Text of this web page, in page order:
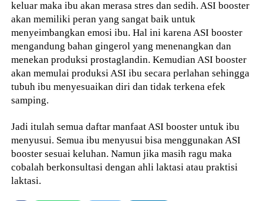
keluar maka ibu akan merasa stres dan sedih. ASI booster
akan memiliki peran yang sangat baik untuk
menyeimbangkan emosi ibu. Hal ini karena ASI booster
mengandung bahan gingerol yang menenangkan dan
menekan produksi prostaglandin. Kemudian ASI booster
akan memulai produksi ASI ibu secara perlahan sehingga
tubuh ibu menyesuaikan diri dan tidak terkena efek
samping.
Jadi itulah semua daftar manfaat ASI booster untuk ibu
menyusui. Semua ibu menyusui bisa menggunakan ASI
booster sesuai keluhan. Namun jika masih ragu maka
cobalah berkonsultasi dengan ahli laktasi atau praktisi
laktasi.